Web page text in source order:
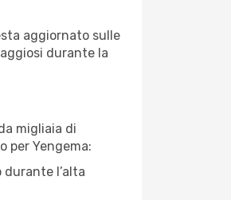
aggiornato sulle
durante la
migliaia di
per Yengema:
l’alta